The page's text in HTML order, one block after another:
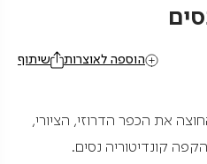
שיתוף הוספה לאוצרות
את הכפר הדרוזי, הציורי,